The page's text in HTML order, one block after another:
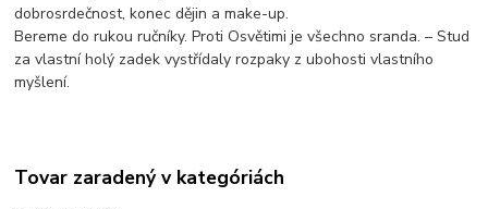
dobrosrdečnost, konec dějin a make-up.
Bereme do rukou ručníky. Proti Osvětimi je všechno sranda. – Stud
za vlastní holý zadek vystřídaly rozpaky z ubohosti vlastního
myšlení.
Tovar zaradený v kategóriách